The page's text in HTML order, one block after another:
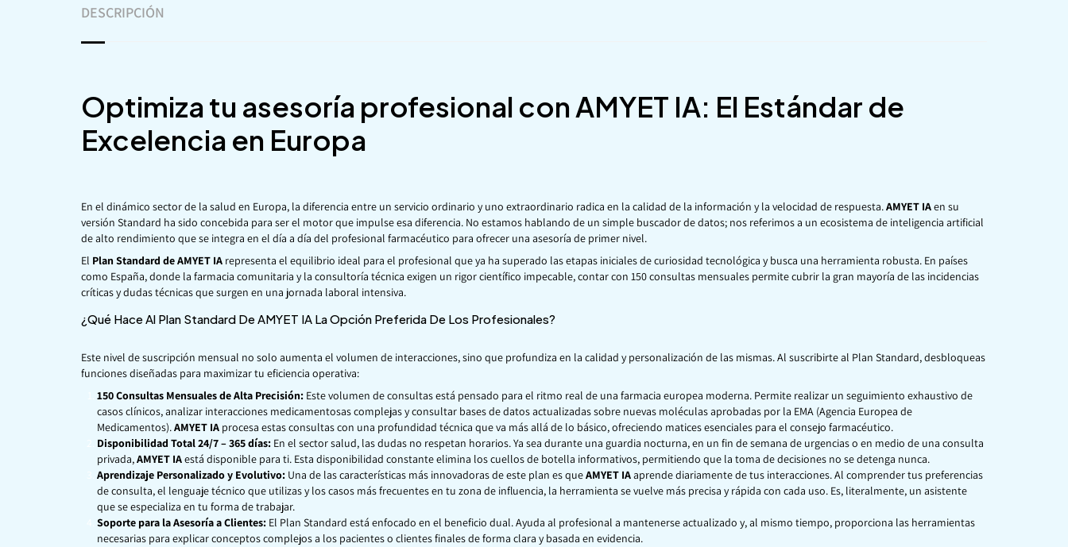
DESCRIPCIÓN
Optimiza tu asesoría profesional con AMYET IA: El Estándar de
Excelencia en Europa
En el dinámico sector de la salud en Europa, la diferencia entre un servicio ordinario y uno extraordinario radica en la calidad de la información y la velocidad de respuesta.AMYET IAen su
versión Standard ha sido concebida para ser el motor que impulse esa diferencia. No estamos hablando de un simple buscador de datos; nos referimos a un ecosistema de inteligencia artificial
de alto rendimiento que se integra en el día a día del profesional farmacéutico para ofrecer una asesoría de primer nivel.
El Plan Standard de AMYET IA representa el equilibrio ideal para el profesional que ya ha superado las etapas iniciales de curiosidad tecnológica y busca una herramienta robusta. En países
como España, donde la farmacia comunitaria y la consultoría técnica exigen un rigor científico impecable, contar con 150 consultas mensuales permite cubrir la gran mayoría de las incidencias
críticas y dudas técnicas que surgen en una jornada laboral intensiva.
¿Qué Hace Al Plan Standard De AMYET IA La Opción Preferida De Los Profesionales?
Este nivel de suscripción mensual no solo aumenta el volumen de interacciones, sino que profundiza en la calidad y personalización de las mismas. Al suscribirte al Plan Standard, desbloqueas
funciones diseñadas para maximizar tu eficiencia operativa:
150 Consultas Mensuales de Alta Precisión: Este volumen de consultas está pensado para el ritmo real de una farmacia europea moderna. Permite realizar un seguimiento exhaustivo de
casos clínicos, analizar interacciones medicamentosas complejas y consultar bases de datos actualizadas sobre nuevas moléculas aprobadas por la EMA (Agencia Europea de
Medicamentos).AMYET IA procesa estas consultas con una profundidad técnica que va más allá de lo básico, ofreciendo matices esenciales para el consejo farmacéutico.
Disponibilidad Total 24/7 – 365 días: En el sector salud, las dudas no respetan horarios. Ya sea durante una guardia nocturna, en un fin de semana de urgencias o en medio de una consulta
privada,AMYET IAestá disponible para ti. Esta disponibilidad constante elimina los cuellos de botella informativos, permitiendo que la toma de decisiones no se detenga nunca.
Aprendizaje Personalizado y Evolutivo: Una de las características más innovadoras de este plan es queAMYET IAaprende diariamente de tus interacciones. Al comprender tus preferencias
de consulta, el lenguaje técnico que utilizas y los casos más frecuentes en tu zona de influencia, la herramienta se vuelve más precisa y rápida con cada uso. Es, literalmente, un asistente
que se especializa en tu forma de trabajar.
Soporte para la Asesoría a Clientes: El Plan Standard está enfocado en el beneficio dual. Ayuda al profesional a mantenerse actualizado y, al mismo tiempo, proporciona las herramientas
necesarias para explicar conceptos complejos a los pacientes o clientes finales de forma clara y basada en evidencia.